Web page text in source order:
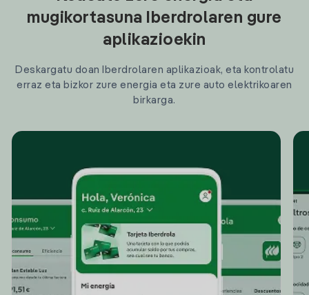
mugikortasuna Iberdrolaren gure
aplikazioekin
Deskargatu doan Iberdrolaren aplikazioak, eta kontrolatu
erraz eta bizkor zure energia eta zure auto elektrikoaren
birkarga.